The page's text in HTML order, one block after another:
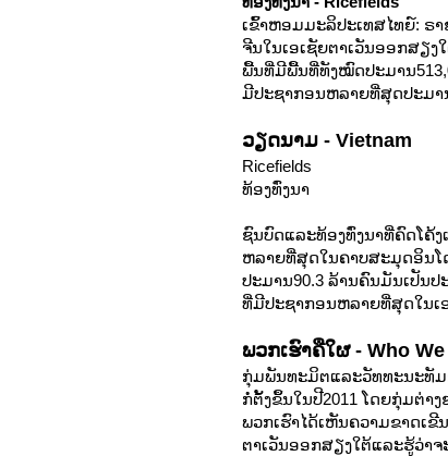
ເຂົ້າຫອມມະລິປະເທສໄທຍ໌: ຣ
ຈີນໃນເອເຊັຍຕາເວັນອອກສຽງ
ພື້ນທີ່ມີພື້ນທີ່ທັງໝົດປະມານ
ມີປະຊາກອນຫລາຍທີ່ສຸດປະມາ
ວຽດນາມ - Vietnam
Ricefields
ທ້ອງທົ່ງນາ
ຊົນບົດແລະທ້ອງທົ່ງນາທີ່ຄົດໂຄ້
ຫລາຍທີ່ສຸດໃນຄາບສະມຸດອິນໂ
ປະມານ90.3 ລ້ານຄົນມັນເປັນ
ທີ່ມີປະຊາກອນຫລາຍທີ່ສຸດໃນເ
ພວກເຮົາຄືໃຜ - Who
ກຸ່ມພັນທະມິຕແລະວັທທະນະທັມ
ກໍ່ຕັ້ງຂຶ້ນໃນປີ2011 ໂດຍກຸ່ມຕ່າ
ພວກເຮົາໄດ້ເຫັນຄວາມຂາດເ
ຕາເວັນອອກສຽງໃຕ້ແລະຮູ້ວ່າ